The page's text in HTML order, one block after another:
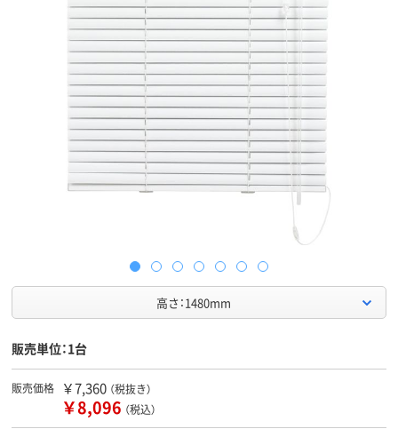
高さ：1480mm
販売単位：1台
販売価格 ￥7,360 （税抜き）
￥8,096 （税込）